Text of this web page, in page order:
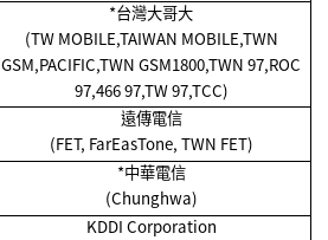
*台灣大哥大
(TW MOBILE,TAIWAN MOBILE,TWN
GSM,PACIFIC,TWN GSM1800,TWN 97,ROC
97,466 97,TW 97,TCC)
遠傳電信
(FET, FarEasTone, TWN FET)
*中華電信
(Chunghwa)
KDDI Corporation